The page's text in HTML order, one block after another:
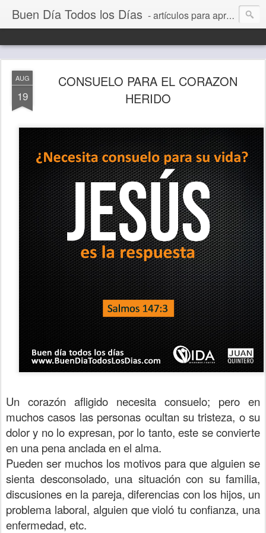
Buen Día Todos los Días - artículos para aprender a vivir mejor, un día a la vez. Por Juan C Quintero
AUG
19
CONSUELO PARA EL CORAZON
HERIDO
Un corazón afligido necesita consuelo; pero en
muchos casos las personas ocultan su tristeza, o su
dolor y no lo expresan, por lo tanto, este se convierte
en una pena anclada en el alma.
Pueden ser muchos los motivos para que alguien se
sienta desconsolado, una situación con su familia,
discusiones en la pareja, diferencias con los hijos, un
problema laboral, alguien que violó tu confianza, una
enfermedad, etc.